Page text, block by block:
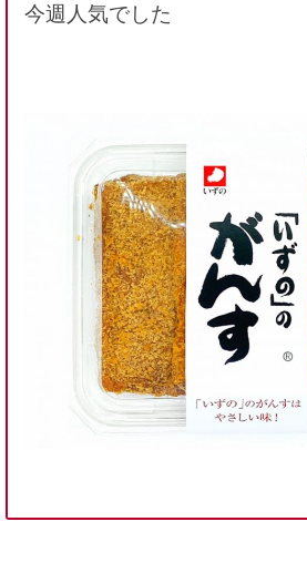
今週人気でした